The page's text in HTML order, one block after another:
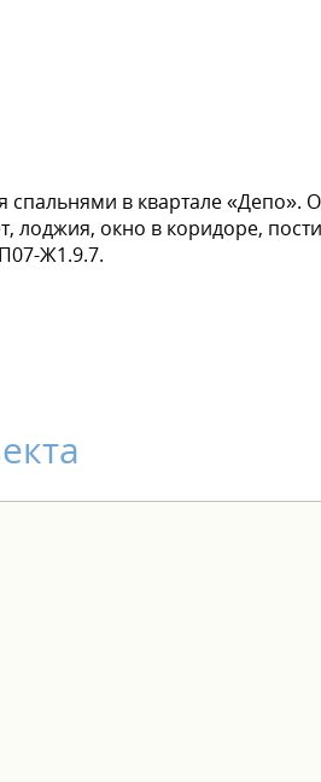
спальнями в квартале
лоджия, окно в коридоре,
Ж1.9.7.